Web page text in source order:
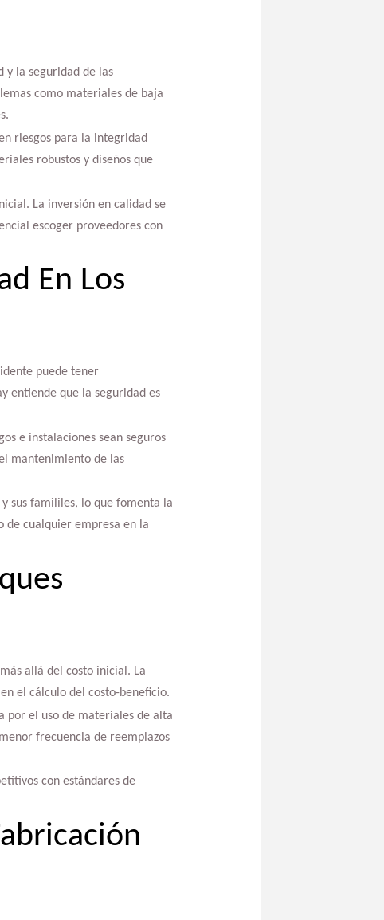
la seguridad de las
como materiales de baja
riesgos para la integridad
robustos y diseños que
La inversión en calidad se
escoger proveedores con
En Los
puede tener
entiende que la seguridad es
e instalaciones sean seguros
mantenimiento de las
sus famililes, lo que fomenta la
de cualquier empresa en la
allá del costo inicial. La
el cálculo del costo-beneficio.
por el uso de materiales de alta
frecuencia de reemplazos
con estándares de